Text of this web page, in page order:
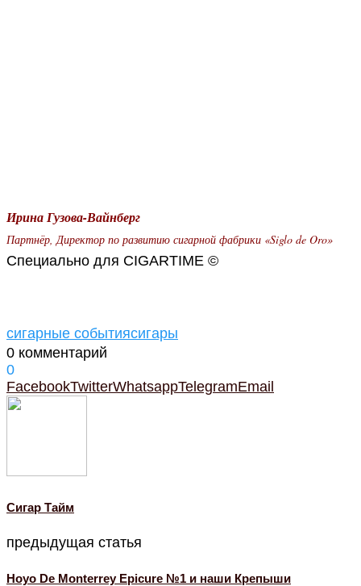
Ирина Гузова-Вайнберг
Партнёр, Директор по развитию сигарной фабрики «Siglo de Oro»
Специально для CIGARTIME ©
сигарные событиясигары
0 комментарий
0
FacebookTwitterWhatsappTelegramEmail
Cигар Тайм
предыдущая статья
Hoyo De Monterrey Epicure №1 и наши Крепыши